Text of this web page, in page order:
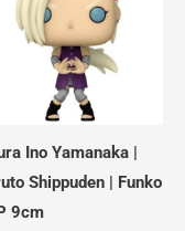
Ino Yamanaka |
Shippuden | Funko
9cm